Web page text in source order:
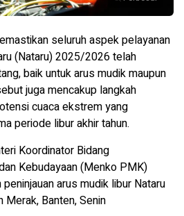
seluruh aspek pelayanan
(Nataru) 2025/2026 telah
baik untuk arus mudik maupun
juga mencakup langkah
cuaca ekstrem yang
periode libur akhir tahun.
Koordinator Bidang
Kebudayaan (Menko PMK)
arus mudik libur Nataru
Banten, Senin